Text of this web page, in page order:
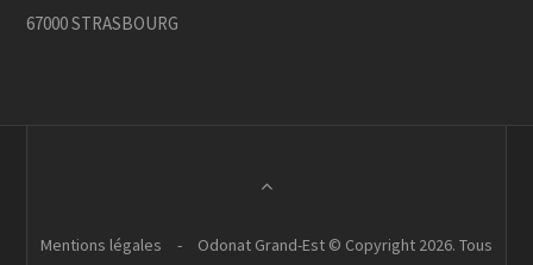
67000 STRASBOURG
Mentions légales -
Odonat Grand-Est © Copyright 2026. Tous